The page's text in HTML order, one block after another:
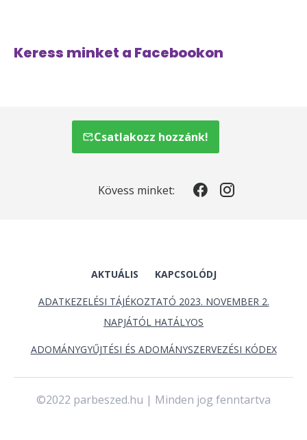
Keress minket a Facebookon
Csatlakozz hozzánk!
Kövess minket:
AKTUÁLIS KAPCSOLÓDJ
ADATKEZELÉSI TÁJÉKOZTATÓ 2023. NOVEMBER 2.
NAPJÁTÓL HATÁLYOS
ADOMÁNYGYŰJTÉSI ÉS ADOMÁNYSZERVEZÉSI KÓDEX
©2022 parbeszed.hu | Minden jog fenntartva